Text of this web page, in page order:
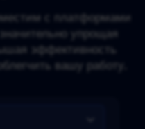
с платформами
упрощая
эффективность
вашу работу.